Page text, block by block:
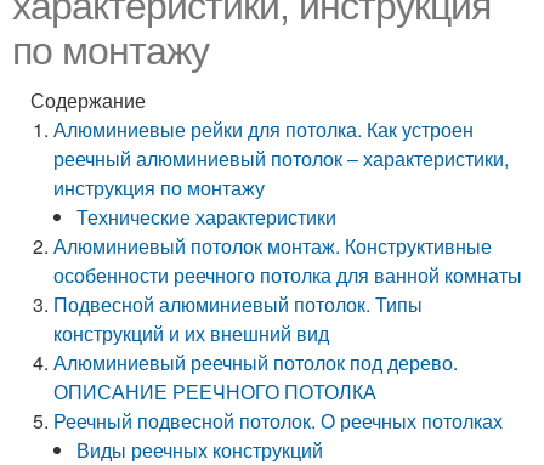
по монтажу
Содержание
Алюминиевые рейки для потолка. Как устроен
реечный алюминиевый потолок – характеристики,
инструкция по монтажу
Технические характеристики
Алюминиевый потолок монтаж. Конструктивные
особенности реечного потолка для ванной комнаты
Подвесной алюминиевый потолок. Типы
конструкций и их внешний вид
Алюминиевый реечный потолок под дерево.
ОПИСАНИЕ РЕЕЧНОГО ПОТОЛКА
Реечный подвесной потолок. О реечных потолках
Виды реечных конструкций